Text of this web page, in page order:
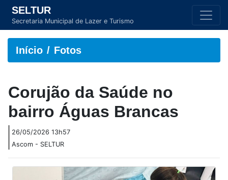
SELTUR
Secretaria Municipal de Lazer e Turismo
Início Fotos
Corujão da Saúde no
bairro Águas Brancas
26/05/2026 13h57
Ascom - SELTUR